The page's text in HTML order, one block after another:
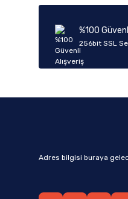
Ürün fiyatı diğer
Bu ürüne benzer
%100
256bit SSL
Adres bilgisi buraya